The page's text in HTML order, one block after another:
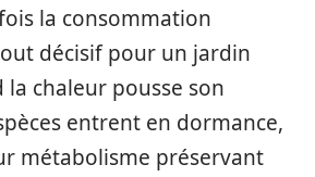
la consommation
décisif pour un jardin
chaleur pousse son
entrent en dormance,
métabolisme préservant